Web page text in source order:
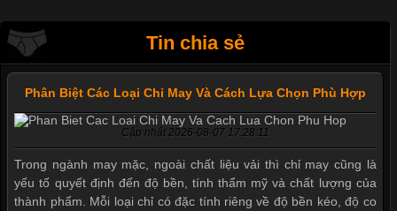
Tin chia sẻ
Phân Biệt Các Loại Chỉ May Và Cách Lựa Chọn Phù Hợp
Cập nhật 2026-08-07 17:28:11
Trong ngành may mặc, ngoài chất liệu vải thì chỉ may cũng là
yếu tố quyết định đến độ bền, tính thẩm mỹ và chất lượng của
thành phẩm. Mỗi loại chỉ có đặc tính riêng về độ bền kéo, độ co